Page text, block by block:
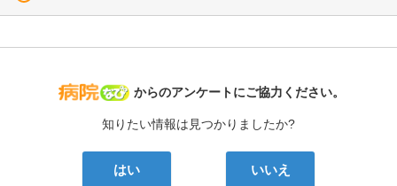
病院なび
からのアンケートにご協力ください。
知りたい情報は見つかりましたか?
はい いいえ